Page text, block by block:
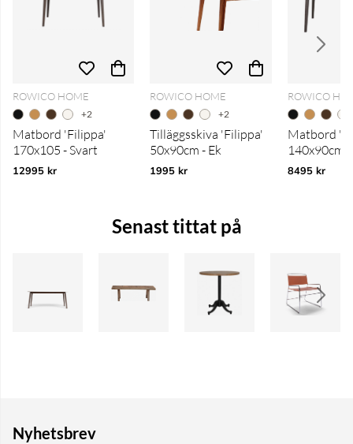
ROWICO HOME
+2
Matbord 'Filippa'
170x105 - Svart
12995 kr
ROWICO HOME
+2
Tilläggsskiva 'Filippa'
50x90cm - Ek
1995 kr
ROWICO
Matbord
140x90cm
8495 kr
Senast tittat på
Nyhetsbrev